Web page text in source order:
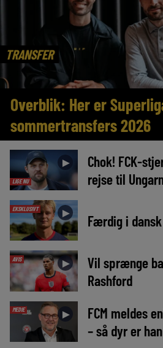
TRANSFER
Overblik: Her er
sommertransfers 2026
LIGE NU
►
Chok! FCK-
rejse til
EKSKLUSIVT ► Færdig i
AVIS ►
Vil sprænge
Rashford
MEDIE ►
FCM meldes
– så dyr er han